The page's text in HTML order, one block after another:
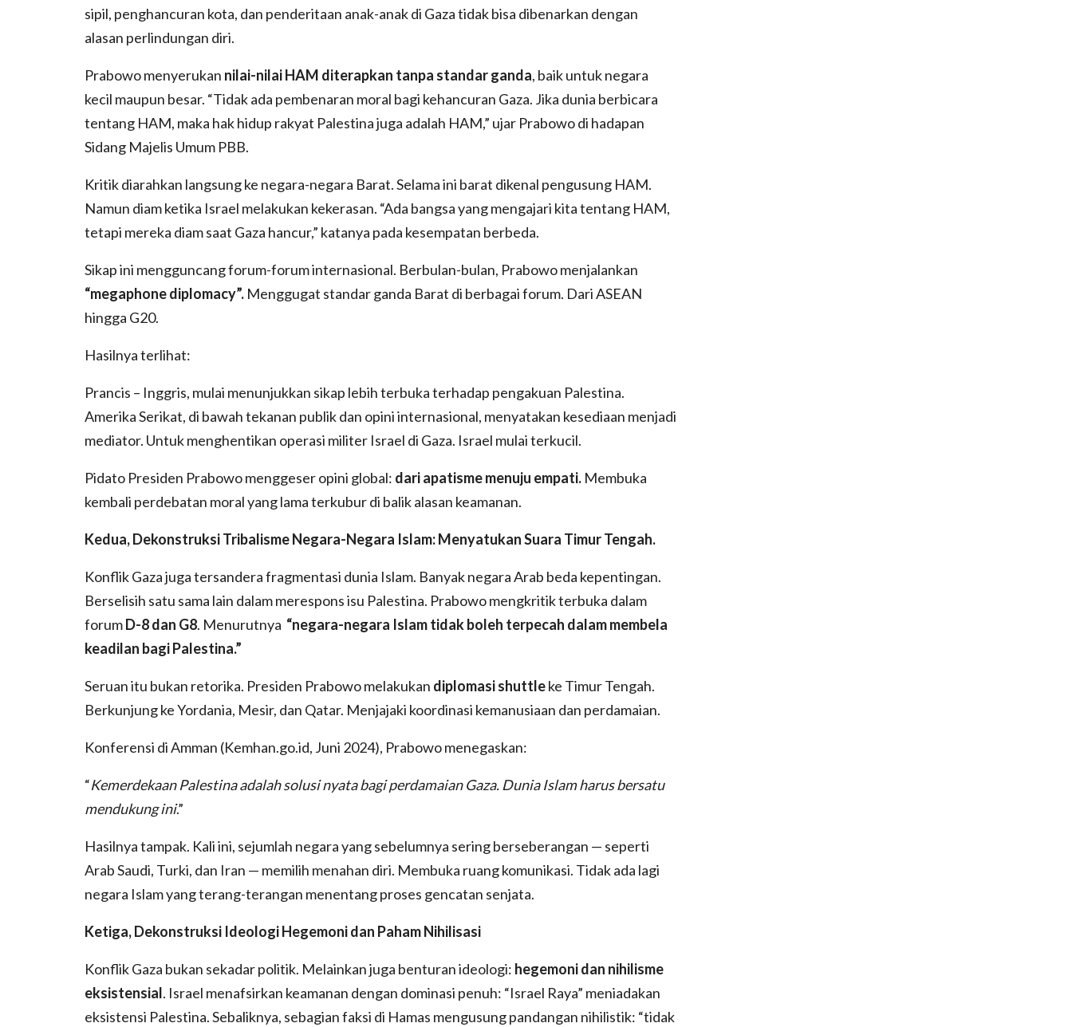
sipil, penghancuran kota, dan penderitaan anak-anak di Gaza tidak bisa dibenarkan dengan
alasan perlindungan diri.
Prabowo menyerukan nilai-nilai HAM diterapkan tanpa standar ganda, baik untuk negara
kecil maupun besar. “Tidak ada pembenaran moral bagi kehancuran Gaza. Jika dunia berbicara
tentang HAM, maka hak hidup rakyat Palestina juga adalah HAM,” ujar Prabowo di hadapan
Sidang Majelis Umum PBB.
Kritik diarahkan langsung ke negara-negara Barat. Selama ini barat dikenal pengusung HAM.
Namun diam ketika Israel melakukan kekerasan. “Ada bangsa yang mengajari kita tentang HAM,
tetapi mereka diam saat Gaza hancur,” katanya pada kesempatan berbeda.
Sikap ini mengguncang forum-forum internasional. Berbulan-bulan, Prabowo menjalankan
“megaphone diplomacy”. Menggugat standar ganda Barat di berbagai forum. Dari ASEAN
hingga G20.
Hasilnya terlihat:
Prancis – Inggris, mulai menunjukkan sikap lebih terbuka terhadap pengakuan Palestina.
Amerika Serikat, di bawah tekanan publik dan opini internasional, menyatakan kesediaan menjadi
mediator. Untuk menghentikan operasi militer Israel di Gaza. Israel mulai terkucil.
Pidato Presiden Prabowo menggeser opini global: dari apatisme menuju empati. Membuka
kembali perdebatan moral yang lama terkubur di balik alasan keamanan.
Kedua, Dekonstruksi Tribalisme Negara-Negara Islam: Menyatukan Suara Timur Tengah.
Konflik Gaza juga tersandera fragmentasi dunia Islam. Banyak negara Arab beda kepentingan.
Berselisih satu sama lain dalam merespons isu Palestina. Prabowo mengkritik terbuka dalam
forumD-8 dan G8. Menurutnya “negara-negara Islam tidak boleh terpecah dalam membela
keadilan bagi Palestina.”
Seruan itu bukan retorika. Presiden Prabowo melakukan diplomasi shuttleke Timur Tengah.
Berkunjung ke Yordania, Mesir, dan Qatar. Menjajaki koordinasi kemanusiaan dan perdamaian.
Konferensi di Amman (Kemhan.go.id, Juni 2024), Prabowo menegaskan:
“Kemerdekaan Palestina adalah solusi nyata bagi perdamaian Gaza. Dunia Islam harus bersatu
mendukung ini.”
Hasilnya tampak. Kali ini, sejumlah negara yang sebelumnya sering berseberangan — seperti
Arab Saudi, Turki, dan Iran — memilih menahan diri. Membuka ruang komunikasi. Tidak ada lagi
negara Islam yang terang-terangan menentang proses gencatan senjata.
Ketiga, Dekonstruksi Ideologi Hegemoni dan Paham Nihilisasi
Konflik Gaza bukan sekadar politik. Melainkan juga benturan ideologi: hegemoni dan nihilisme
eksistensial. Israel menafsirkan keamanan dengan dominasi penuh: “Israel Raya” meniadakan
eksistensi Palestina. Sebaliknya, sebagian faksi di Hamas mengusung pandangan nihilistik: “tidak